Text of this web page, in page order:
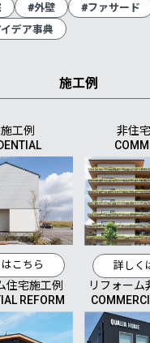
#外壁
#ファサード
デア事典
施工例
工例
こちら
非住
詳しく
住宅施工例
REFORM
リフォーム